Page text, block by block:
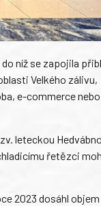
níž se zapojila
Velkého zálivu,
e-commerce nebo
leteckou
řetězci
2023 dosáhl objem